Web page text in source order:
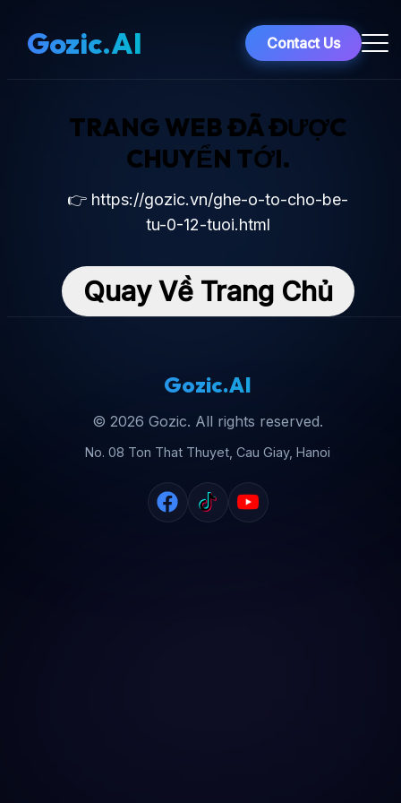
Gozic.AI Contact Us
TRANG WEB ĐÃ ĐƯỢC
CHUYỂN TỚI.
👉 https://gozic.vn/ghe-o-to-cho-be-
tu-0-12-tuoi.html
Quay Về Trang Chủ
Gozic.AI
© 2026 Gozic. All rights reserved.
No. 08 Ton That Thuyet, Cau Giay, Hanoi